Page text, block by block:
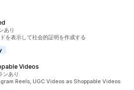
あり
を表示して社会的証明を作成する
Videos
件
ンあり
Reels, UGC Videos as Shoppable Videos